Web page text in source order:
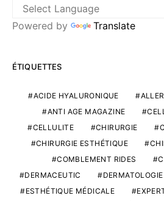
Powered by Translate
ÉTIQUETTES
ACIDE HYALURONIQUE
ANTI AGE MAGAZINE
CELLULITE
CHIRURGIE
CHIRURGIE ESTHÉTIQUE
COMBLEMENT RIDES
DERMACEUTIC
DERMATOLOGIE
ESTHÉTIQUE MÉDICALE